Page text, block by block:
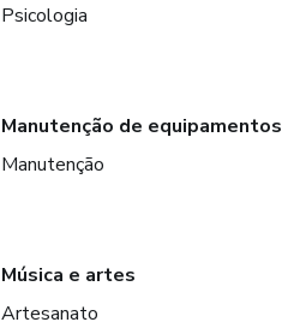
Psicologia
Manutenção de equipamentos
Manutenção
Música e artes
Artesanato